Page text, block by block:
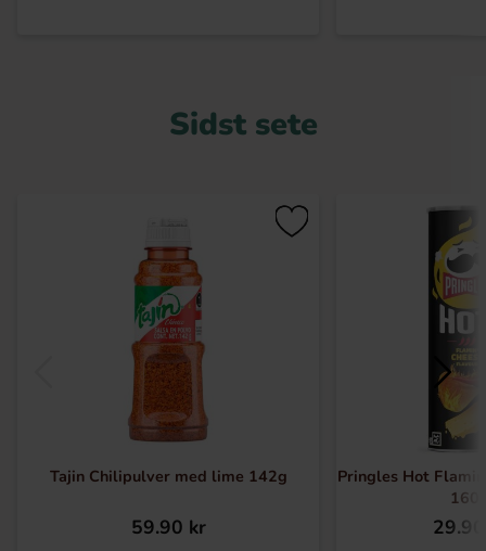
Sidst sete
Tajin Chilipulver med lime 142g
59.90 kr
Pringles Hot